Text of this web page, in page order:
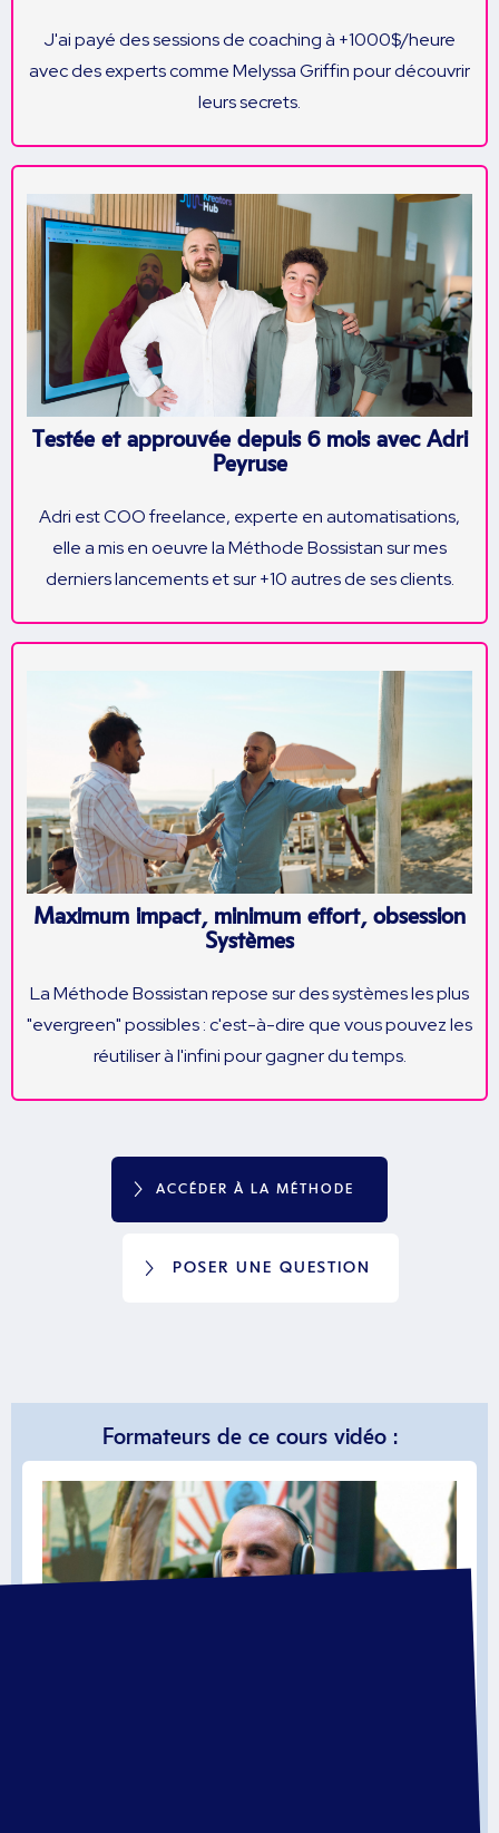
J'ai payé des sessions de coaching à +1000$/heure
avec des experts comme Melyssa Griffin pour découvrir
leurs secrets.
Testée et approuvée depuis 6 mois avec Adri
Peyruse
Adri est COO freelance, experte en automatisations,
elle a mis en oeuvre la Méthode Bossistan sur mes
derniers lancements et sur +10 autres de ses clients.
Maximum impact, minimum effort, obsession
Systèmes
La Méthode Bossistan repose sur des systèmes les plus
"evergreen" possibles : c'est-à-dire que vous pouvez les
réutiliser à l'infini pour gagner du temps.
ACCÉDER À LA MÉTHODE
POSER UNE QUESTION
Formateurs de ce cours vidéo :